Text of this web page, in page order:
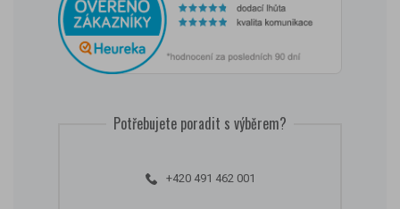
Potřebujete poradit s výběrem?
+420 491 462 001